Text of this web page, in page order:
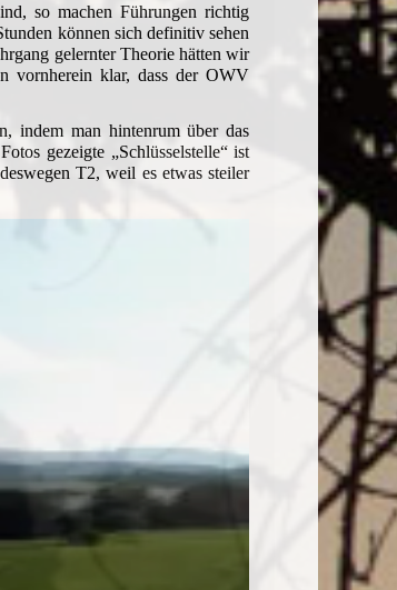
so machen Führungen richtig
können sich definitiv sehen
gelernter Theorie hätten wir
vornherein klar, dass der OWV
indem man hintenrum über das
gezeigte „Schlüsselstelle“ ist
T2, weil es etwas steiler